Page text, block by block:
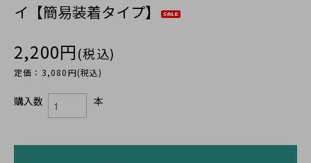
イ【簡易装着タイプ】
2,200円(税込)
定価：3,080円(税込)
購入数 本